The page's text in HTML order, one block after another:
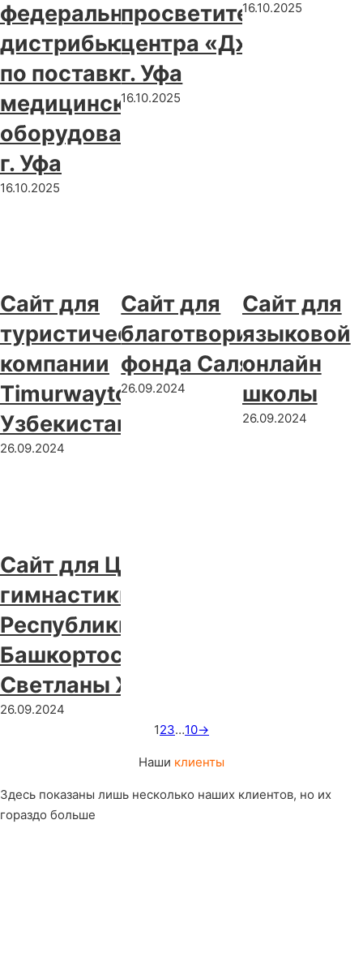
федерального
дистрибьютора
по поставке
медицинского
оборудования,
г. Уфа
16.10.2025
просветительского
центра «Джаннат»,
г. Уфа
16.10.2025
16.10.2025
Сайт для
туристической
компании
Timurwaytour,
Узбекистан
26.09.2024
Сайт для
благотворительного
фонда Салям, г. Уфа
26.09.2024
Сайт для
языковой
онлайн
школы
26.09.2024
Сайт для Центра
гимнастики
Республики
Башкортостан им.
Светланы Хоркиной
26.09.2024
123…10→
Наши клиенты
Здесь показаны лишь несколько наших клиентов, но их
гораздо больше